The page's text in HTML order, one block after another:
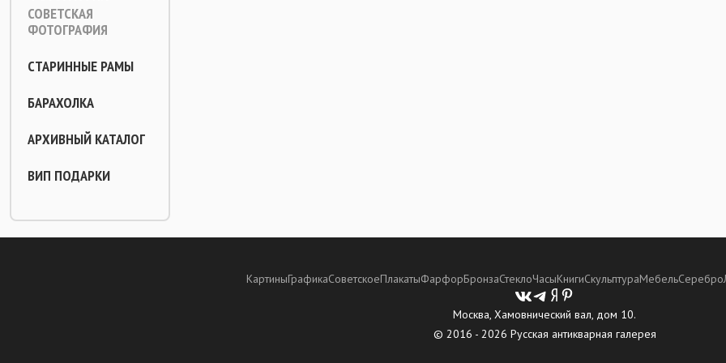
СОВЕТСКАЯ
ФОТОГРАФИЯ
СТАРИННЫЕ РАМЫ
БАРАХОЛКА
АРХИВНЫЙ КАТАЛОГ
ВИП ПОДАРКИ
КартиныГрафикаСоветскоеПлакатыФарфорБронзаСтеклоЧасыКнигиСкульптураМебельСеребро
Москва, Хамовнический вал, дом 10.
© 2016 - 2026 Русская антикварная галерея